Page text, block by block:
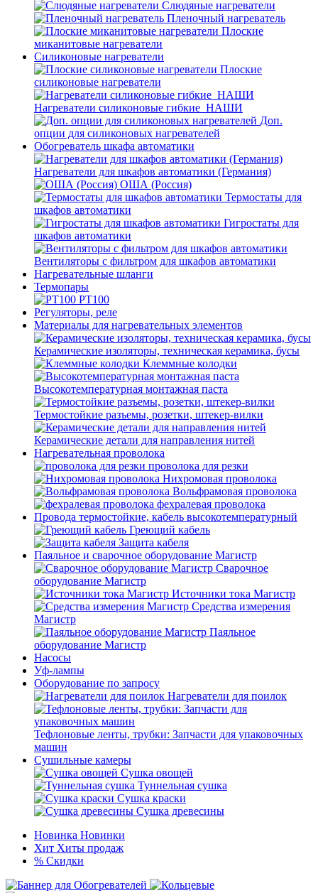
Слюдяные нагреватели
Пленочный нагреватель
Плоские
миканитовые нагреватели
Силиконовые нагреватели
Плоские
силиконовые нагреватели
Нагреватели силиконовые гибкие_НАШИ
Доп.
опции для силиконовых нагревателей
Обогреватель шкафа автоматики
Нагреватели для шкафов автоматики (Германия)
ОША (Россия)
Термостаты для
шкафов автоматики
Гигростаты для
шкафов автоматики
Вентиляторы с фильтром для шкафов автоматики
Нагревательные шланги
Термопары
PT100
Регуляторы, реле
Материалы для нагревательных элементов
Керамические изоляторы, техническая керамика, бусы
Клеммные колодки
Высокотемпературная монтажная паста
Термостойкие разъемы, розетки, штекер-вилки
Керамические детали для направления нитей
Нагревательная проволока
проволока для резки
Нихромовая проволока
Вольфрамовая проволока
фехралевая проволока
Провода термостойкие, кабель высокотемпературный
Греющий кабель
Защита кабеля
Паяльное и сварочное оборудование Магистр
Сварочное
оборудование Магистр
Источники тока Магистр
Средства измерения
Магистр
Паяльное
оборудование Магистр
Насосы
Уф-лампы
Оборудование по запросу
Нагреватели для поилок
Тефлоновые ленты, трубки: Запчасти для упаковочных
машин
Сушильные камеры
Сушка овощей
Туннельная сушка
Сушка краски
Сушка древесины
Новинка Новинки
Хит Хиты продаж
% Скидки